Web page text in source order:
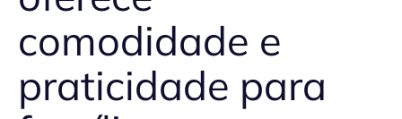
comodidade e
praticidade para